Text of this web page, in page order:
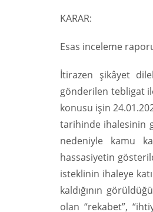
KARAR:
Esas inceleme
İtirazen şikâyet
gönderilen tebligat
konusu işin
tarihinde ihalesinin
nedeniyle kamu
hassasiyetin
isteklinin ihaleye
kaldığının
olan “rekabet”,